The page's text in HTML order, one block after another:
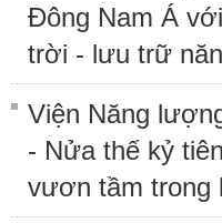
Đông Nam Á
trời - lưu trữ
Viện Năng
- Nửa thế kỷ
vươn tầm trong